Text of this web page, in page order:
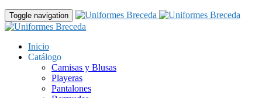
Toggle navigation
Inicio
Catálogo
Camisas y Blusas
Playeras
Pantalones